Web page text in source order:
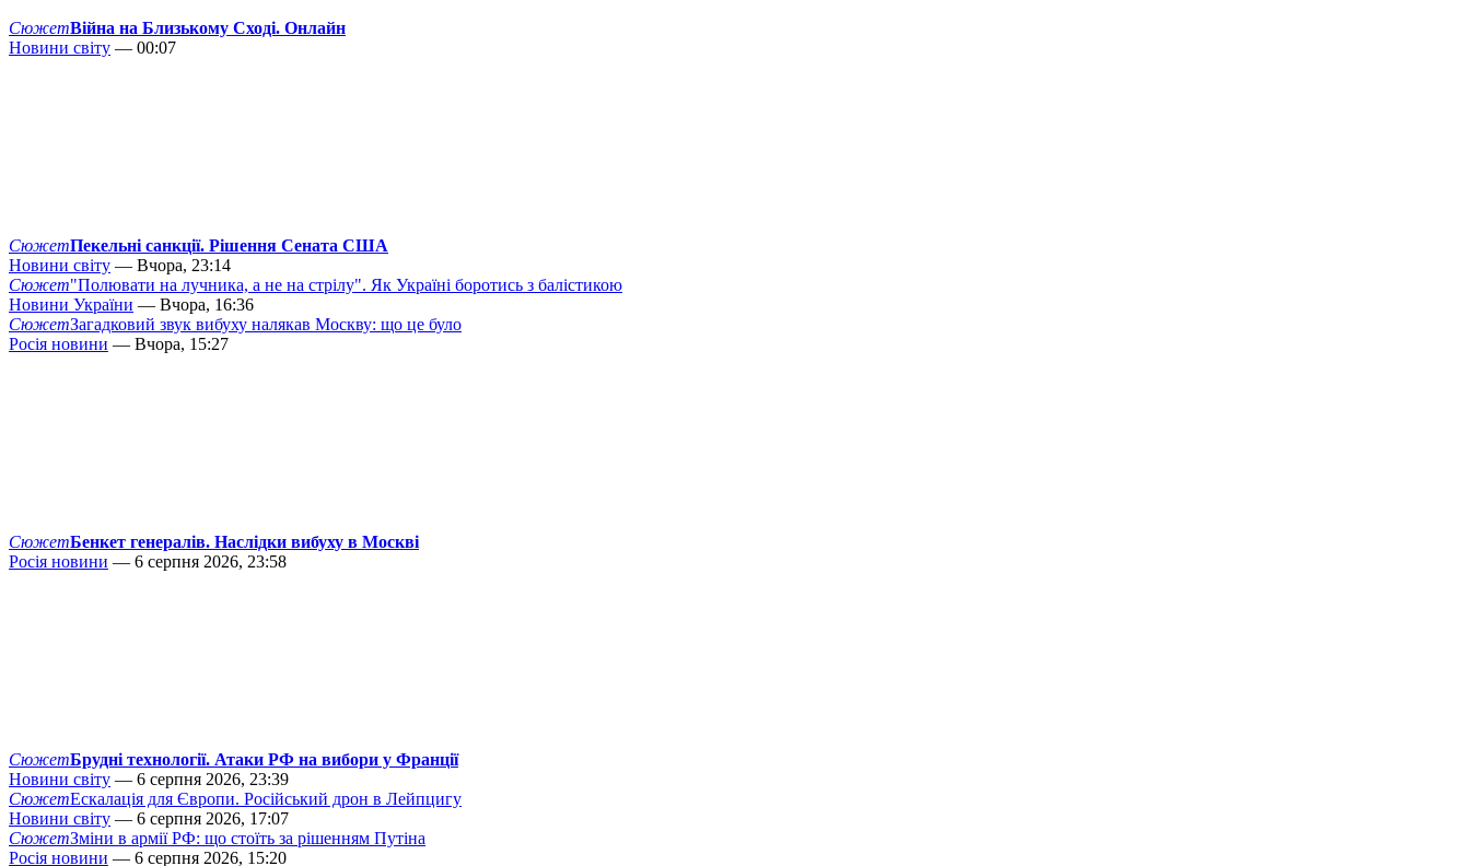
СюжетВійна на Близькому Сході. Онлайн
Новини світу — 00:07
СюжетПекельні санкції. Рішення Сената США
Новини світу — Вчора, 23:14
Сюжет"Полювати на лучника, а не на стрілу". Як Україні боротись з балістикою
Новини України — Вчора, 16:36
СюжетЗагадковий звук вибуху налякав Москву: що це було
Росія новини — Вчора, 15:27
СюжетБенкет генералів. Наслідки вибуху в Москві
Росія новини — 6 серпня 2026, 23:58
СюжетБрудні технології. Атаки РФ на вибори у Франції
Новини світу — 6 серпня 2026, 23:39
СюжетЕскалація для Європи. Російський дрон в Лейпцигу
Новини світу — 6 серпня 2026, 17:07
СюжетЗміни в армії РФ: що стоїть за рішенням Путіна
Росія новини — 6 серпня 2026, 15:20